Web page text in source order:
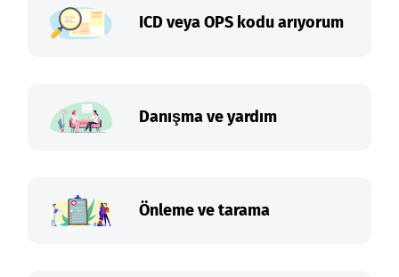
ICD veya OPS kodu arıyorum
Danışma ve yardım
Önleme ve tarama